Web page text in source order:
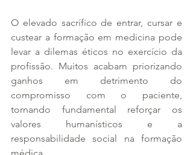
O elevado sacrífico de entrar, cursar e
custear a formação em medicina pode
levar a dilemas éticos no exercício da
profissão. Muitos acabam priorizando
ganhos em detrimento do
compromisso com o paciente,
tornando fundamental reforçar os
valores humanísticos e a
responsabilidade social na formação
médica.